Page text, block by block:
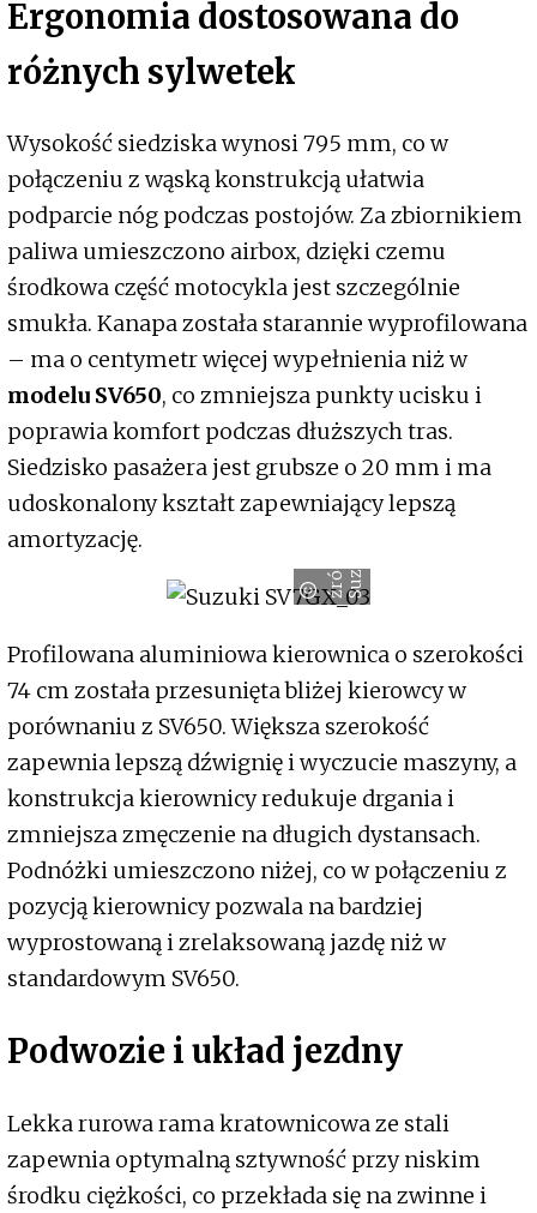
Ergonomia dostosowana do
różnych sylwetek
Wysokość siedziska wynosi 795 mm, co w
połączeniu z wąską konstrukcją ułatwia
podparcie nóg podczas postojów. Za zbiornikiem
paliwa umieszczono airbox, dzięki czemu
środkowa część motocykla jest szczególnie
smukła. Kanapa została starannie wyprofilowana
– ma o centymetr więcej wypełnienia niż w
modelu SV650, co zmniejsza punkty ucisku i
poprawia komfort podczas dłuższych tras.
Siedzisko pasażera jest grubsze o 20 mm i ma
udoskonalony kształt zapewniający lepszą
amortyzację.
ź
r
ó
d
ło
:
S
u
z
u
ki
Profilowana aluminiowa kierownica o szerokości
74 cm została przesunięta bliżej kierowcy w
porównaniu z SV650. Większa szerokość
zapewnia lepszą dźwignię i wyczucie maszyny, a
konstrukcja kierownicy redukuje drgania i
zmniejsza zmęczenie na długich dystansach.
Podnóżki umieszczono niżej, co w połączeniu z
pozycją kierownicy pozwala na bardziej
wyprostowaną i zrelaksowaną jazdę niż w
standardowym SV650.
Podwozie i układ jezdny
Lekka rurowa rama kratownicowa ze stali
zapewnia optymalną sztywność przy niskim
środku ciężkości, co przekłada się na zwinne i